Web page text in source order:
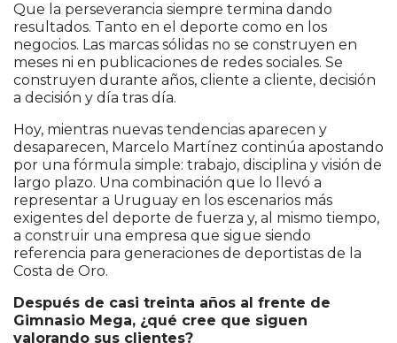
Que la perseverancia siempre termina dando
resultados. Tanto en el deporte como en los
negocios. Las marcas sólidas no se construyen en
meses ni en publicaciones de redes sociales. Se
construyen durante años, cliente a cliente, decisión
a decisión y día tras día.
Hoy, mientras nuevas tendencias aparecen y
desaparecen, Marcelo Martínez continúa apostando
por una fórmula simple: trabajo, disciplina y visión de
largo plazo. Una combinación que lo llevó a
representar a Uruguay en los escenarios más
exigentes del deporte de fuerza y, al mismo tiempo,
a construir una empresa que sigue siendo
referencia para generaciones de deportistas de la
Costa de Oro.
Después de casi treinta años al frente de
Gimnasio Mega, ¿qué cree que siguen
valorando sus clientes?